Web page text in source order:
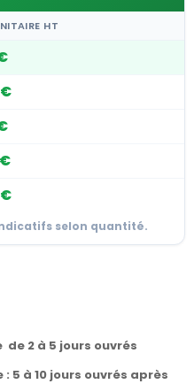
HT
selon quantité.
2 à 5 jours ouvrés
à 10 jours ouvrés après